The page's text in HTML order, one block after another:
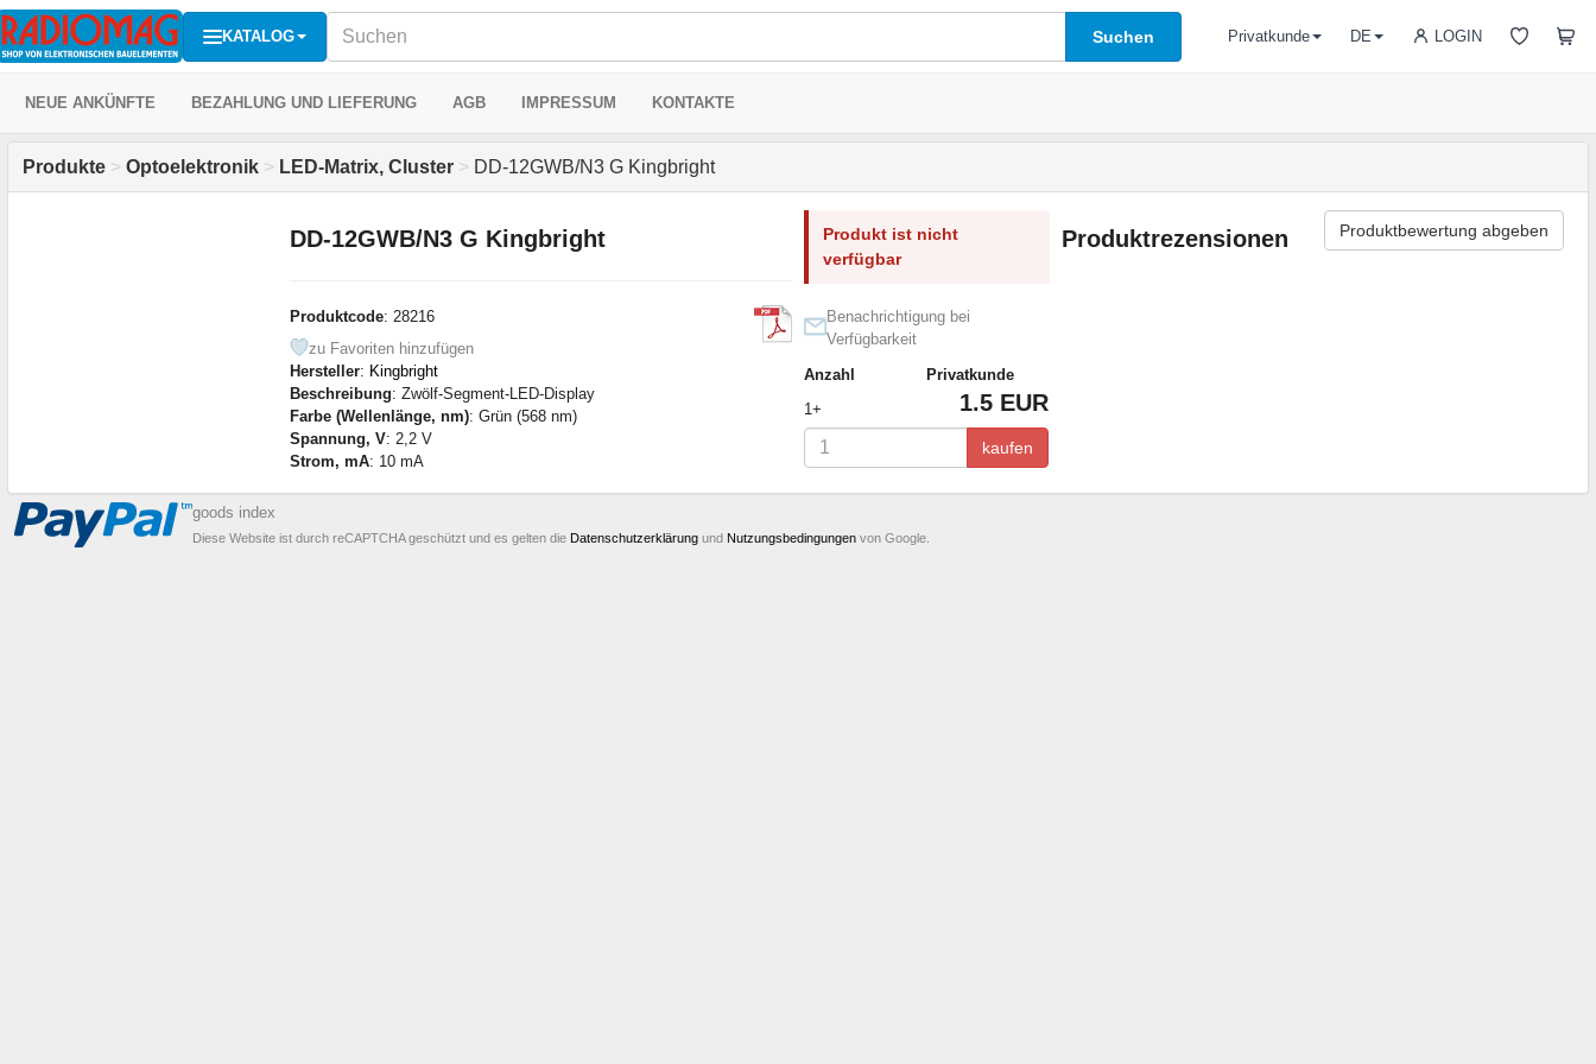
KATALOG Suchen LOGIN
Privatkunde DE
NEUE ANKÜNFTE BEZAHLUNG UND LIEFERUNG AGB IMPRESSUM KONTAKTE
Produkte > Optoelektronik > LED-Matrix, Cluster > DD-12GWB/N3 G Kingbright
DD-12GWB/N3 G Kingbright
Produktcode: 28216
zu Favoriten hinzufügen
Hersteller: Kingbright
Beschreibung: Zwölf-Segment-LED-Display
Farbe (Wellenlänge, nm): Grün (568 nm)
Spannung, V: 2,2 V
Strom, mA: 10 mA
Produkt ist nicht
verfügbar
Benachrichtigung bei
Verfügbarkeit
Anzahl
Privatkunde
1+
1.5 EUR
kaufen
Produktrezensionen Produktbewertung abgeben
goods index
Diese Website ist durch reCAPTCHA geschützt und es gelten die Datenschutzerklärung und Nutzungsbedingungen von Google.